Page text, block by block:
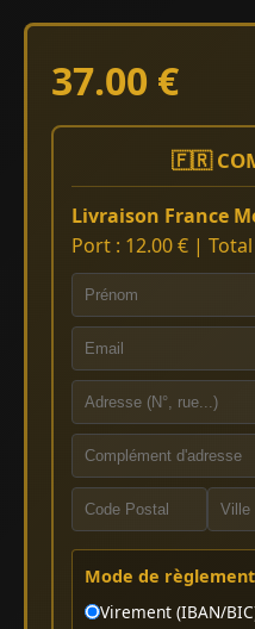
37.00 €
🇫🇷
Livraison France
Port : 12.00 € | Total
Mode de
Virement (IBAN/